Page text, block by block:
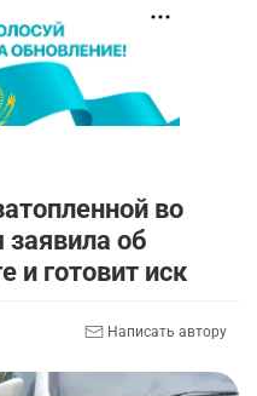
расти цены на
из Актобе подарили
во
об
и готовит иск
Написать автору